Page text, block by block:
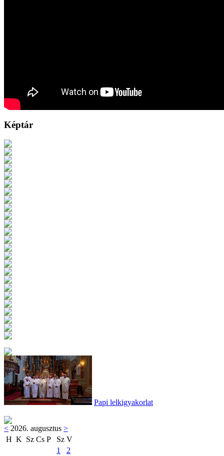
Képtár
Papi lelkigyakorlat
< 2026. augusztus >
H K Sz Cs P Sz V
1
2